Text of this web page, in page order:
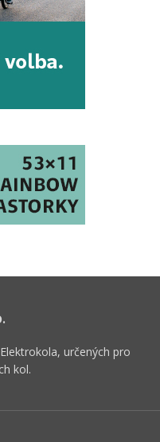
určených pro
kol.